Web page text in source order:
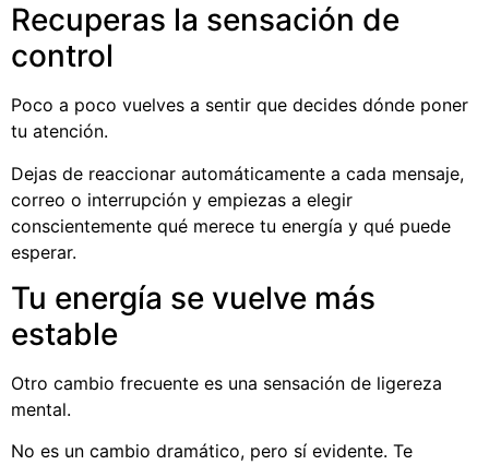
Recuperas la sensación de
control
Poco a poco vuelves a sentir que decides dónde poner
tu atención.
Dejas de reaccionar automáticamente a cada mensaje,
correo o interrupción y empiezas a elegir
conscientemente qué merece tu energía y qué puede
esperar.
Tu energía se vuelve más
estable
Otro cambio frecuente es una sensación de ligereza
mental.
No es un cambio dramático, pero sí evidente. Te